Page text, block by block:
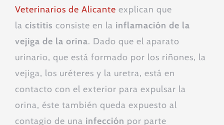
Veterinarios de Alicante explican que
la cistitis consiste en la inflamación de la
vejiga de la orina. Dado que el aparato
urinario, que está formado por los riñones, la
vejiga, los uréteres y la uretra, está en
contacto con el exterior para expulsar la
orina, éste también queda expuesto al
contagio de una infección por parte